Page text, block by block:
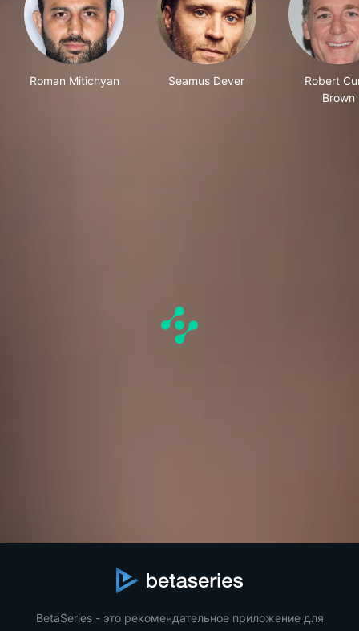
Roman Mitichyan Seamus Dever
Robert
Brown
BetaSeries - это рекомендательное приложение для